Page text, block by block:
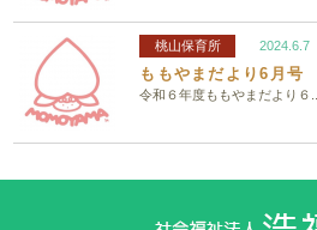
桃山保育所 2024.6.7
ももやまだより6月号
令和６年度ももやまだより６...